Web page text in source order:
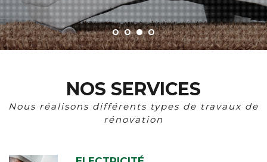
NOS SERVICES
Nous réalisons différents types de travaux de
rénovation